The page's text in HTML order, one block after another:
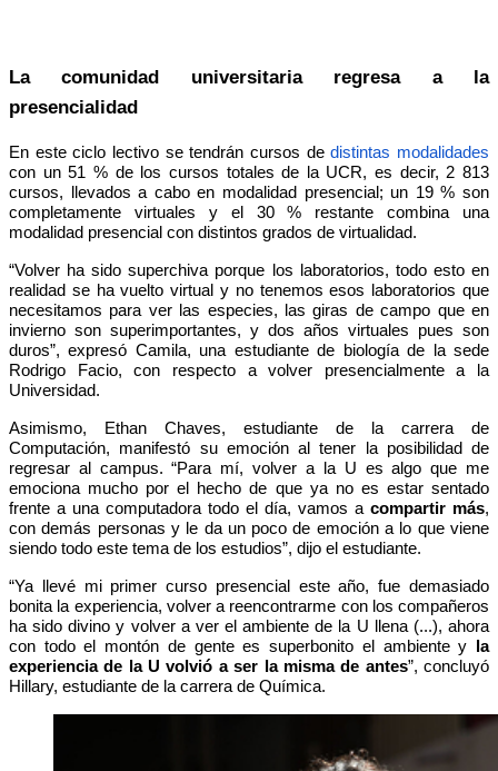
La comunidad universitaria regresa a la
presencialidad
En este ciclo lectivo se tendrán cursos de distintas modalidades
con un 51 % de los cursos totales de la UCR, es decir, 2 813
cursos, llevados a cabo en modalidad presencial; un 19 % son
completamente virtuales y el 30 % restante combina una
modalidad presencial con distintos grados de virtualidad.
“Volver ha sido superchiva porque los laboratorios, todo esto en
realidad se ha vuelto virtual y no tenemos esos laboratorios que
necesitamos para ver las especies, las giras de campo que en
invierno son superimportantes, y dos años virtuales pues son
duros”, expresó Camila, una estudiante de biología de la sede
Rodrigo Facio, con respecto a volver presencialmente a la
Universidad.
Asimismo, Ethan Chaves, estudiante de la carrera de
Computación, manifestó su emoción al tener la posibilidad de
regresar al campus. “Para mí, volver a la U es algo que me
emociona mucho por el hecho de que ya no es estar sentado
frente a una computadora todo el día, vamos a compartir más,
con demás personas y le da un poco de emoción a lo que viene
siendo todo este tema de los estudios”, dijo el estudiante.
“Ya llevé mi primer curso presencial este año, fue demasiado
bonita la experiencia, volver a reencontrarme con los compañeros
ha sido divino y volver a ver el ambiente de la U llena (...), ahora
con todo el montón de gente es superbonito el ambiente y
la
experiencia de la U volvió a ser la misma de antes”, concluyó
Hillary, estudiante de la carrera de Química.